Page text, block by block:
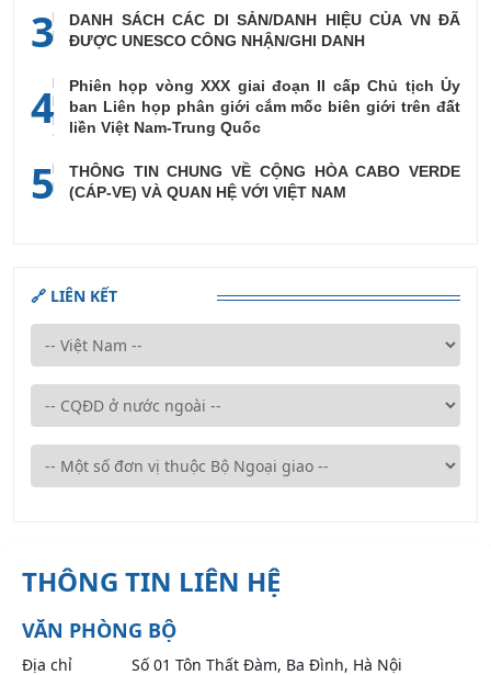
3
DANH SÁCH CÁC DI SẢN/DANH HIỆU CỦA VN ĐÃ
ĐƯỢC UNESCO CÔNG NHẬN/GHI DANH
4
Phiên họp vòng XXX giai đoạn II cấp Chủ tịch Ủy
ban Liên họp phân giới cắm mốc biên giới trên đất
liền Việt Nam-Trung Quốc
5
THÔNG TIN CHUNG VỀ CỘNG HÒA CABO VERDE
(CÁP-VE) VÀ QUAN HỆ VỚI VIỆT NAM
🔗 LIÊN KẾT
THÔNG TIN LIÊN HỆ
VĂN PHÒNG BỘ
Địa chỉ Số 01 Tôn Thất Đàm, Ba Đình, Hà Nội